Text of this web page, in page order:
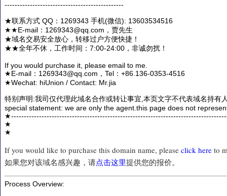
-----------------------------------------------
★联系方式 QQ：1269343 手机(微信): 13603534516
★★E-mail：1269343@qq.com，贾先生
★域名交易安全放心，转移过户方便快捷！
★★全年不休，工作时间：7:00-24:00，非诚勿扰！
If you would purchase it, please email to me.
★E-mail：1269343@qq.com，Tel：+86.136-0353-4516
★Wechat: hiUnion / Contact: Mr.jia
特别声明:我司仅代理此域名合作或转让事宜,本页文字不代表域名持有
special statement: we are only the agent.this page does not
★
★
If you would like to purchase this domain name, please click here to
如果您对该域名感兴趣，请点击这里提供您的报价。
Process Overview: